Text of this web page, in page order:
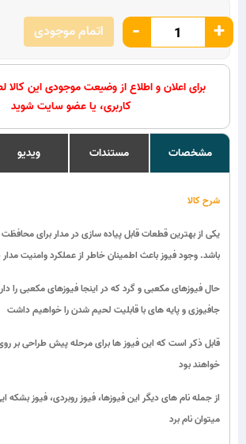
اتمام موجودی - +
برای اعلان و اطلاع از وضیعت موجودی این کالا
کاربری، یا عضو سایت شوید
مشخصات مستندات ویدیو
شرح کالا
یکی از بهترین قطعات قابل پیاده سازی در مدار برای
باشد. وجود فیوز باعث اطمینان خاطر از عملکرد وامنیت
حال فیوزهای مکعبی و گرد که در اینجا فیوزهای مکعبی را
جافیوزی و پایه های با قابلیت لحیم شدن را خواهیم داشت
قابل ذکر است که این فیوز ها برای مرحله پیش طراحی بر روی
خواهند بود
از جمله نام های دیگر این فیوزها، فیوز روبردی، فیوز بشکه
میتوان نام برد